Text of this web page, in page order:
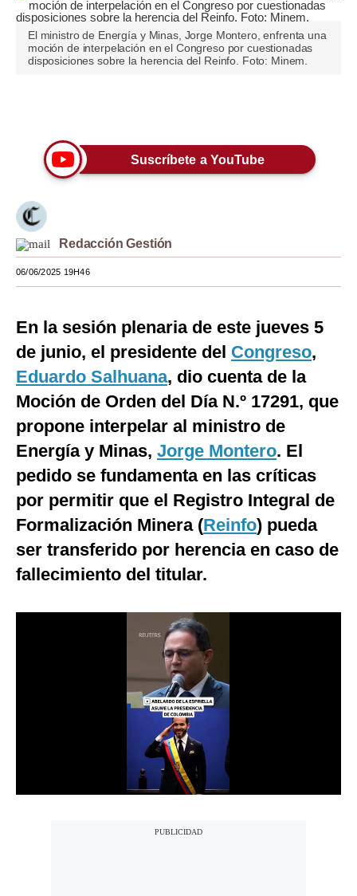
Editorial
Pregunta de hoy
Lujo
Viajes
Moda
Estilos
Mundo
México
España
Internacional
Tecnología
Club del Suscriptor
G de Gestión
Notas Contratadas
Somos?
El ministro de Energía y Minas, Jorge Montero, enfrenta una
moción de interpelación en el Congreso por cuestionadas
disposiciones sobre la herencia del Reinfo. Foto: Minem.
Suscríbete a YouTube
Redacción Gestión
06/06/2025 19H46
En la sesión plenaria de este jueves 5
de junio, el presidente del Congreso,
Eduardo Salhuana, dio cuenta de la
Moción de Orden del Día N.º 17291, que
propone interpelar al ministro de
Energía y Minas, Jorge Montero. El
pedido se fundamenta en las críticas
por permitir que el Registro Integral de
Formalización Minera (Reinfo) pueda
ser transferido por herencia en caso de
fallecimiento del titular.